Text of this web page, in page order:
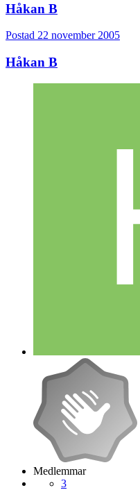
Håkan B
Postad 22 november 2005
Håkan B
Medlemmar
3